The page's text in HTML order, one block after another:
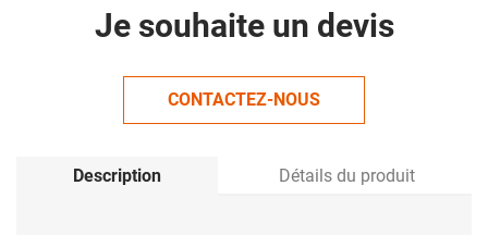
Je souhaite un devis
CONTACTEZ-NOUS
Description Détails du produit